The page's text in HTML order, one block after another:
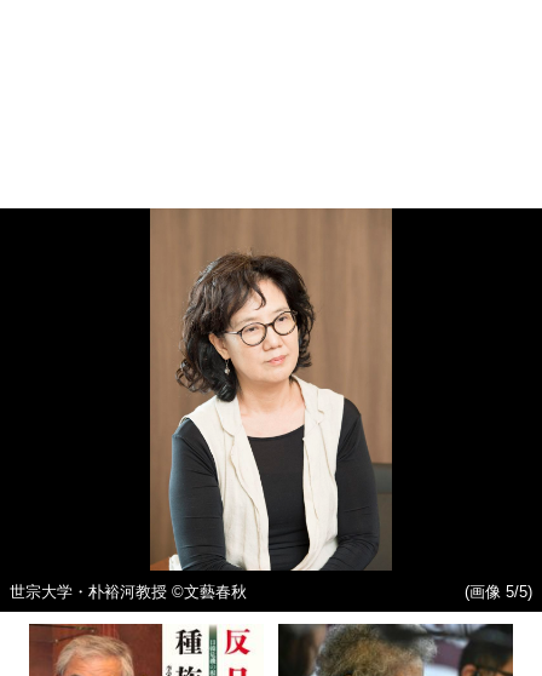
世宗大学・朴裕河教授 ©文藝春秋 (画像 5/5)